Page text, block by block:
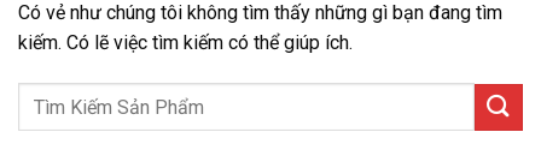
Có vẻ như chúng tôi không tìm thấy những gì bạn đang tìm
kiếm. Có lẽ việc tìm kiếm có thể giúp ích.